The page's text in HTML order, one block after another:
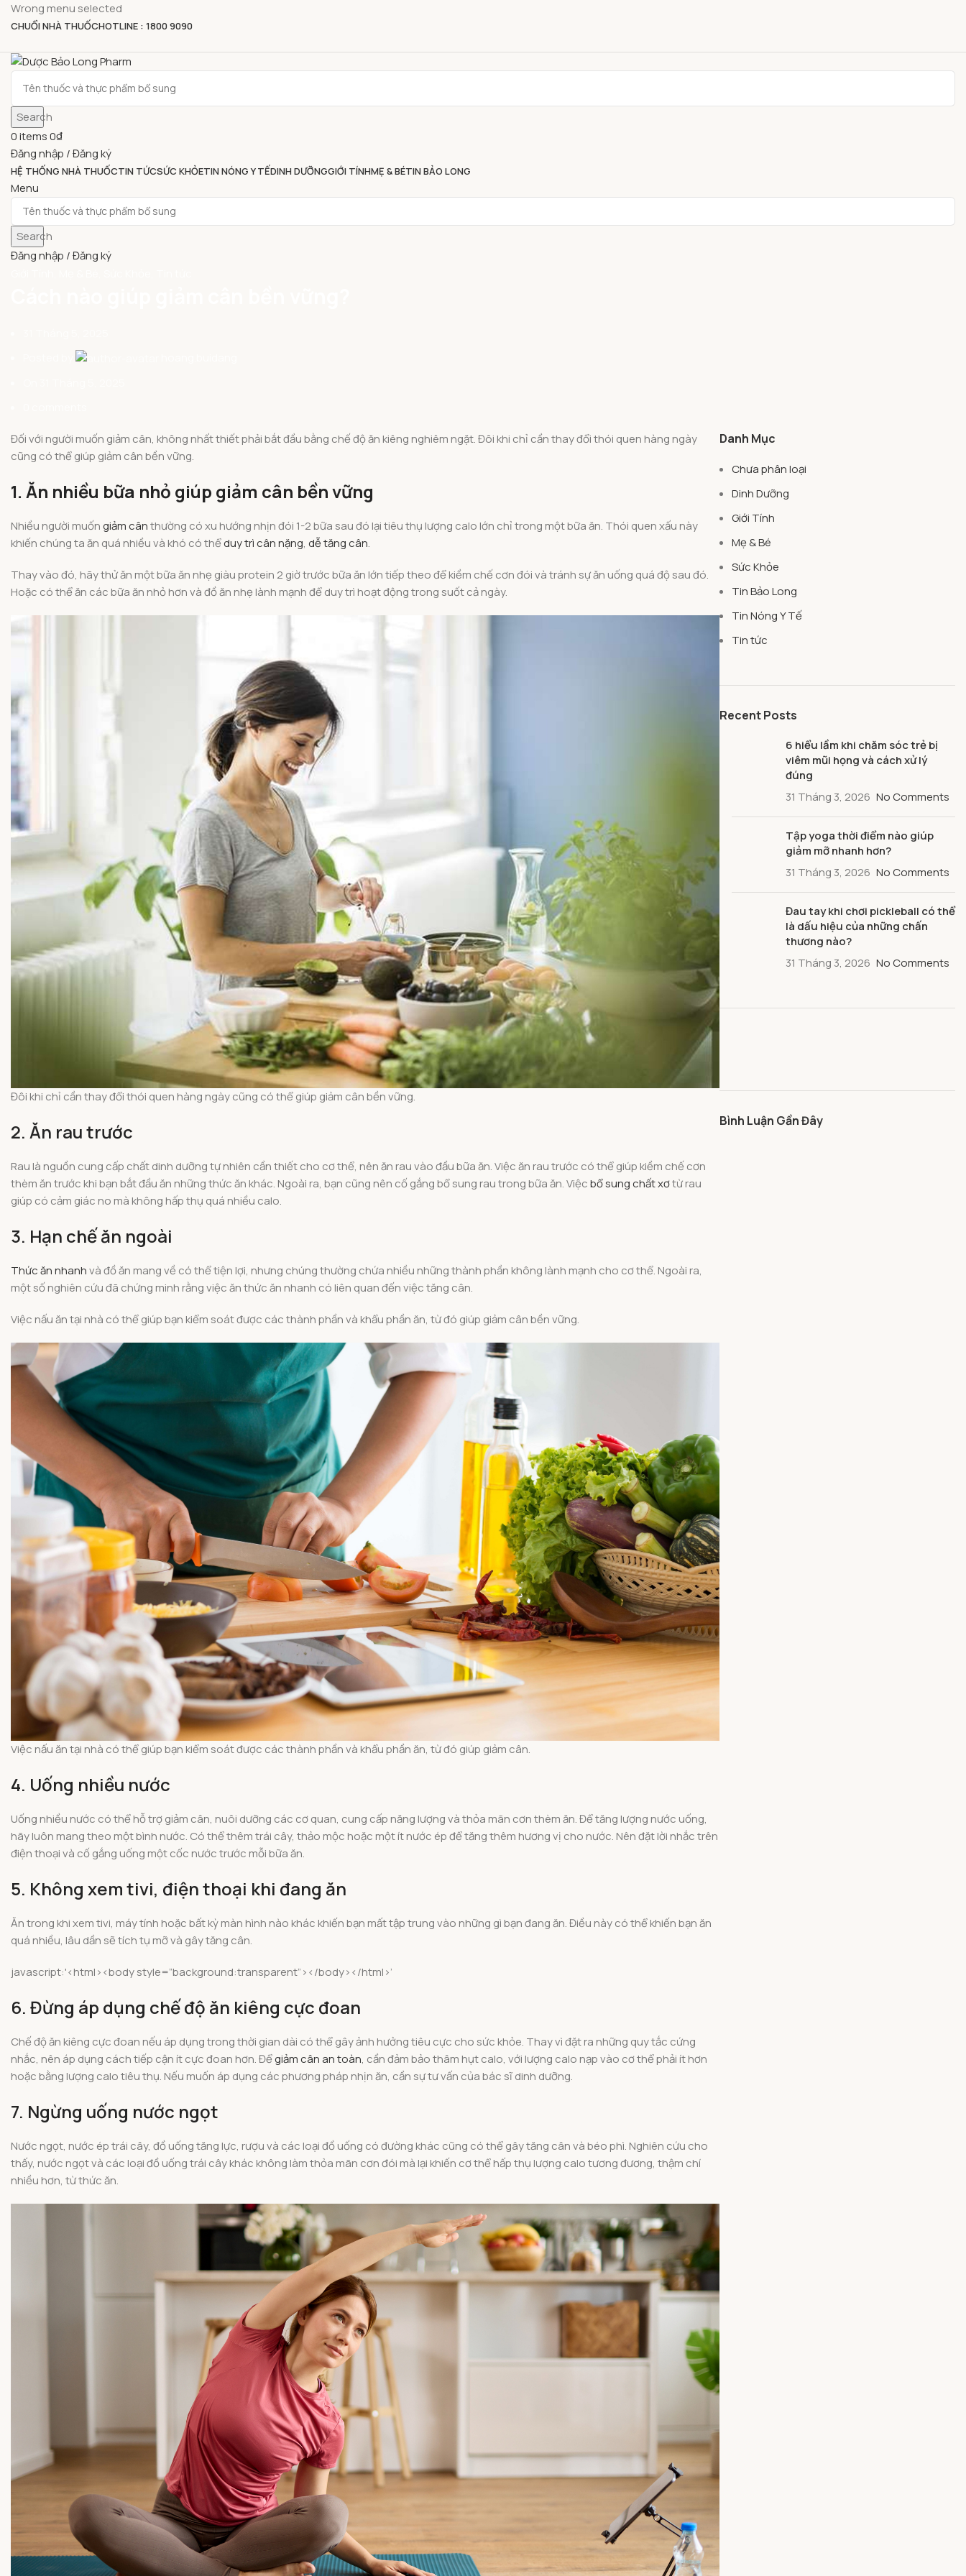
Wrong menu selected
CHUỔI NHÀ THUỐCHOTLINE : 1800 9090
Search
0items0₫
Đăng nhập / Đăng ký
HỆ THỐNG NHÀ THUỐCTIN TỨCSỨC KHỎETIN NÓNG Y TẾDINH DƯỠNGGIỚI TÍNHMẸ & BÉTIN BẢO LONG
Menu
Search
Đăng nhập / Đăng ký
Đối với người muốn giảm cân, không nhất thiết phải bắt đầu bằng chế độ ăn kiêng nghiêm ngặt. Đôi khi chỉ cần thay đổi thói quen hàng ngày
cũng có thể giúp giảm cân bền vững.
1. Ăn nhiều bữa nhỏ giúp giảm cân bền vững
Nhiều người muốngiảm cânthường có xu hướng nhịn đói 1-2 bữa sau đó lại tiêu thụ lượng calo lớn chỉ trong một bữa ăn. Thói quen xấu này
khiến chúng ta ăn quá nhiều và khó có thểduy trì cân nặng, dễ tăng cân.
Thay vào đó, hãy thử ăn một bữa ăn nhẹ giàu protein 2 giờ trước bữa ăn lớn tiếp theo để kiềm chế cơn đói và tránh sự ăn uống quá độ sau đó.
Hoặc có thể ăn các bữa ăn nhỏ hơn và đồ ăn nhẹ lành mạnh để duy trì hoạt động trong suốt cả ngày.
Đôi khi chỉ cần thay đổi thói quen hàng ngày cũng có thể giúp giảm cân bền vững.
2. Ăn rau trước
Rau là nguồn cung cấp chất dinh dưỡng tự nhiên cần thiết cho cơ thể, nên ăn rau vào đầu bữa ăn. Việc ăn rau trước có thể giúp kiềm chế cơn
thèm ăn trước khi bạn bắt đầu ăn những thức ăn khác. Ngoài ra, bạn cũng nên cố gắng bổ sung rau trong bữa ăn. Việcbổ sung chất xơtừ rau
giúp có cảm giác no mà không hấp thụ quá nhiều calo.
3. Hạn chế ăn ngoài
Thức ăn nhanhvà đồ ăn mang về có thể tiện lợi, nhưng chúng thường chứa nhiều những thành phần không lành mạnh cho cơ thể. Ngoài ra,
một số nghiên cứu đã chứng minh rằng việc ăn thức ăn nhanh có liên quan đến việc tăng cân.
Việc nấu ăn tại nhà có thể giúp bạn kiểm soát được các thành phần và khẩu phần ăn, từ đó giúp giảm cân bền vững.
Việc nấu ăn tại nhà có thể giúp bạn kiểm soát được các thành phần và khẩu phần ăn, từ đó giúp giảm cân.
4. Uống nhiều nước
Uống nhiều nước có thể hỗ trợ giảm cân, nuôi dưỡng các cơ quan, cung cấp năng lượng và thỏa mãn cơn thèm ăn. Để tăng lượng nước uống,
hãy luôn mang theo một bình nước. Có thể thêm trái cây, thảo mộc hoặc một ít nước ép để tăng thêm hương vị cho nước. Nên đặt lời nhắc trên
điện thoại và cố gắng uống một cốc nước trước mỗi bữa ăn.
5. Không xem tivi, điện thoại khi đang ăn
Ăn trong khi xem tivi, máy tính hoặc bất kỳ màn hình nào khác khiến bạn mất tập trung vào những gì bạn đang ăn. Điều này có thể khiến bạn ăn
quá nhiều, lâu dần sẽ tích tụ mỡ và gây tăng cân.
javascript:'<html><body style=”background:transparent”></body></html>’
6. Đừng áp dụng chế độ ăn kiêng cực đoan
Chế độ ăn kiêng cực đoan nếu áp dụng trong thời gian dài có thể gây ảnh hưởng tiêu cực cho sức khỏe. Thay vì đặt ra những quy tắc cứng
nhắc, nên áp dụng cách tiếp cận ít cực đoan hơn. Đểgiảm cân an toàn, cần đảm bảo thâm hụt calo, với lượng calo nạp vào cơ thể phải ít hơn
hoặc bằng lượng calo tiêu thụ. Nếu muốn áp dụng các phương pháp nhịn ăn, cần sự tư vấn của bác sĩ dinh dưỡng.
7. Ngừng uống nước ngọt
Nước ngọt, nước ép trái cây, đồ uống tăng lực, rượu và các loại đồ uống có đường khác cũng có thể gây tăng cân và béo phì. Nghiên cứu cho
thấy, nước ngọt và các loại đồ uống trái cây khác không làm thỏa mãn cơn đói mà lại khiến cơ thể hấp thụ lượng calo tương đương, thậm chí
nhiều hơn, từ thức ăn.
Danh Mục
Chưa phân loại
Dinh Dưỡng
Giới Tính
Mẹ & Bé
Sức Khỏe
Tin Bảo Long
Tin Nóng Y Tế
Tin tức
Recent Posts
6 hiểu lầm khi chăm sóc trẻ bị
viêm mũi họng và cách xử lý
đúng
31 Tháng 3, 2026 No Comments
Tập yoga thời điểm nào giúp
giảm mỡ nhanh hơn?
31 Tháng 3, 2026 No Comments
Đau tay khi chơi pickleball có thể
là dấu hiệu của những chấn
thương nào?
31 Tháng 3, 2026 No Comments
Bình Luận Gần Đây